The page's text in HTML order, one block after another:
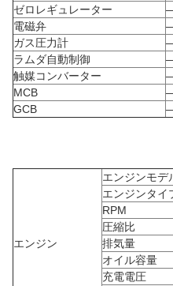
ゼロレギュレーター
電磁弁
ガス圧力計
ラムダ自動制御
触媒コンバーター
MCB
GCB
エンジン
エンジンモデ
エンジンタイ
RPM
圧縮比
排気量
オイル容量
充電電圧